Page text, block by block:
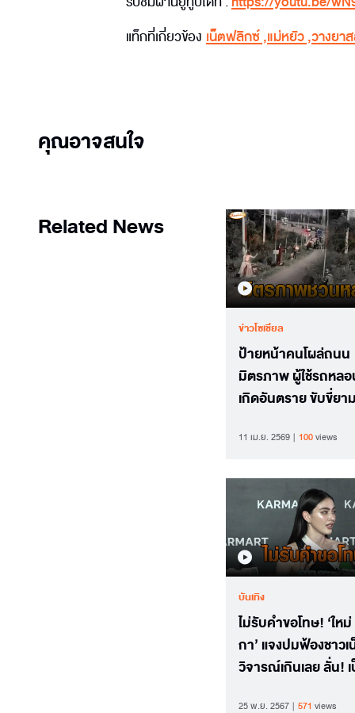
แท็กที่เกี่ยวข้อง เน็ตฟลิกซ์,แม่หยัว,วางยา
คุณอาจสนใจ
Related News
ข่าวโซเชียล
ป้ายหน้าคนโผล่ถนน
มิตรภาพ ผู้ใช้รถหล
เกิดอันตราย ขับขี่ยาม
11 เม.ย. 2569 100views
บันเทิง
ไม่รับคำขอโทษ! ‘ให
กา’ แจงปมฟ้องชาว
วิจารณ์เกินเลย ลั่น!
25 พ.ย. 2567 571 views